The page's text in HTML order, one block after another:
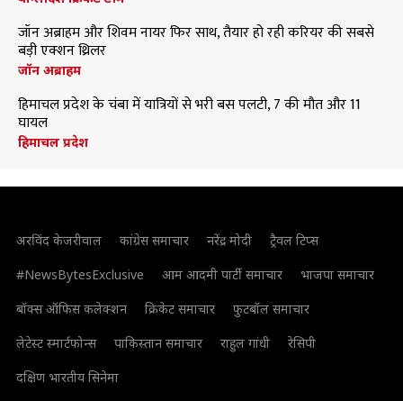
जॉन अब्राहम और शिवम नायर फिर साथ, तैयार हो रही करियर की सबसे
बड़ी एक्शन थ्रिलर
जॉन अब्राहम
हिमाचल प्रदेश के चंबा में यात्रियों से भरी बस पलटी, 7 की मौत और 11
घायल
हिमाचल प्रदेश
अरविंद केजरीवाल कांग्रेस समाचार नरेंद्र मोदी
ट्रैवल टिप्स
#NewsBytesExclusive
आम आदमी पार्टी समाचार
भाजपा समाचार
बॉक्स ऑफिस कलेक्शन
क्रिकेट समाचार
फुटबॉल समाचार
लेटेस्ट स्मार्टफोन्स
पाकिस्तान समाचार राहुल गांधी
रेसिपी
दक्षिण भारतीय सिनेमा